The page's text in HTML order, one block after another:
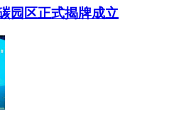
园区正式揭牌成立